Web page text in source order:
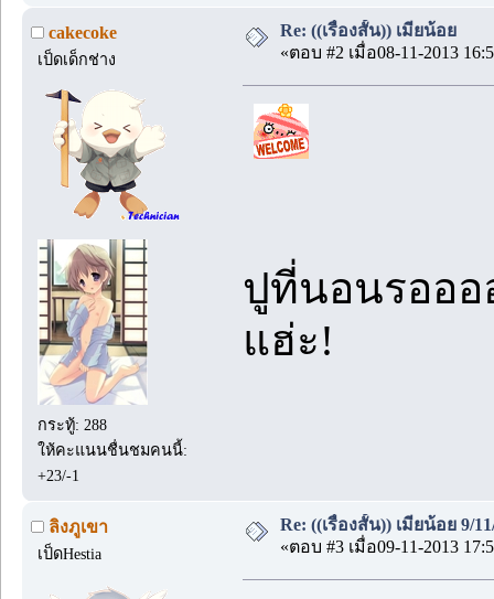
cakecoke
เป็ดเด็กช่าง
กระทู้: 288
ให้คะแนนชื่นชมคนนี้:
+23/-1
Re: ((เรื่องสั้น)) เมียน้อย
«ตอบ #2 เมื่อ08-11-2013
ปูที่นอนรอออ
แฮ่ะ!
ลิงภูเขา
เป็ดHestia
Re: ((เรื่องสั้น)) เมียน้อย 9/
«ตอบ #3 เมื่อ09-11-2013